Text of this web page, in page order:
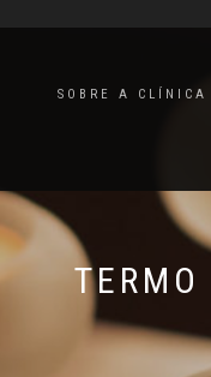
SOBRE A CLÍNICA